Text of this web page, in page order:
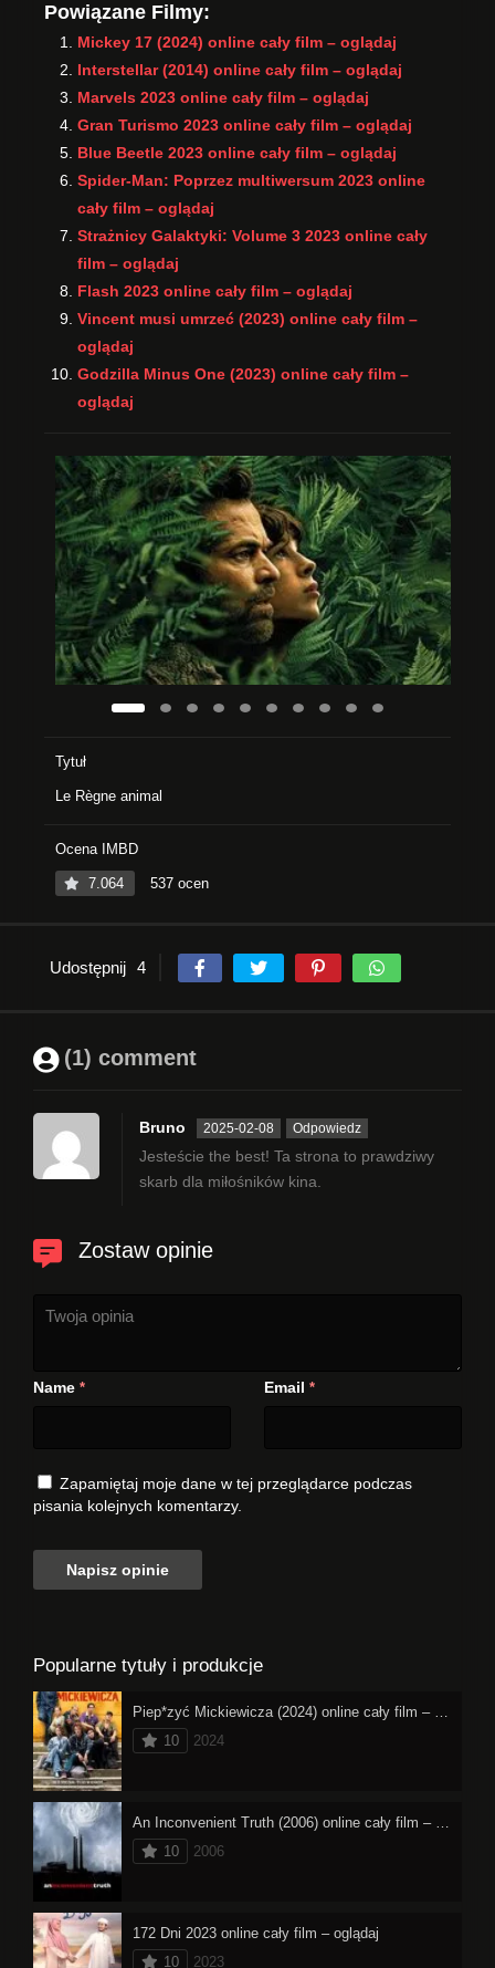
Powiązane Filmy:
Mickey 17 (2024) online cały film – oglądaj
Interstellar (2014) online cały film – oglądaj
Marvels 2023 online cały film – oglądaj
Gran Turismo 2023 online cały film – oglądaj
Blue Beetle 2023 online cały film – oglądaj
Spider-Man: Poprzez multiwersum 2023 online
cały film – oglądaj
Strażnicy Galaktyki: Volume 3 2023 online cały
film – oglądaj
Flash 2023 online cały film – oglądaj
Vincent musi umrzeć (2023) online cały film –
oglądaj
Godzilla Minus One (2023) online cały film –
oglądaj
Tytuł
Le Règne animal
Ocena IMBD
7.064 537 ocen
Udostępnij 4
(1) comment
Bruno 2025-02-08 Odpowiedz
Jesteście the best! Ta strona to prawdziwy
skarb dla miłośników kina.
Zostaw opinie
Name * Email *
Zapamiętaj moje dane w tej przeglądarce podczas
pisania kolejnych komentarzy.
Popularne tytuły i produkcje
10
2024
10
2006
172 Dni 2023 online cały film – oglądaj
10
2023